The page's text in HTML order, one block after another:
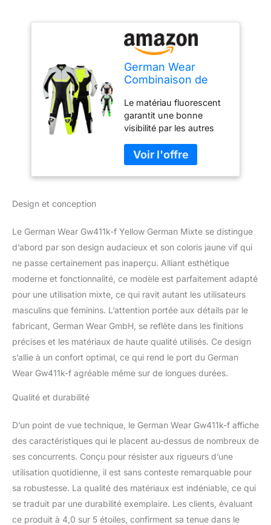
German Wear
Combinaison de
en cuir de vachette
véritable, taille :
58/3XL, couleur :
jaune
Le matériau fluorescent
garantit une bonne
visibilité par les autres
Protections sur les deux
tibias et avant-bras pour
une protection complète
Les jambes du pantalon
peuvent être légèrement
ouvertes en bas grâce à
une fermeture éclair,
pratique pour les bottes
de moto Les manches
peuvent être légèrement
ouvertes grâce à une
fermeture éclair, pratique
pour les gants
Genouillères amovibles
et interchangeables
Design et conception
Le German Wear Gw411k-f Yellow German Mixte se distingue
d’abord par son design audacieux et son coloris jaune vif qui
ne passe certainement pas inaperçu. Alliant esthétique
moderne et fonctionnalité, ce modèle est parfaitement adapté
pour une utilisation mixte, ce qui ravit autant les utilisateurs
masculins que féminins. L’attention portée aux détails par le
fabricant, German Wear GmbH, se reflète dans les finitions
précises et les matériaux de haute qualité utilisés. Ce design
s’allie à un confort optimal, ce qui rend le port du German
Wear Gw411k-f agréable même sur de longues durées.
Qualité et durabilité
D’un point de vue technique, le German Wear Gw411k-f affiche
des caractéristiques qui le placent au-dessus de nombreux de
ses concurrents. Conçu pour résister aux rigueurs d’une
utilisation quotidienne, il est sans conteste remarquable pour
sa robustesse. La qualité des matériaux est indéniable, ce qui
se traduit par une durabilité exemplaire. Les clients, évaluant
ce produit à 4,0 sur 5 étoiles, confirment sa tenue dans le